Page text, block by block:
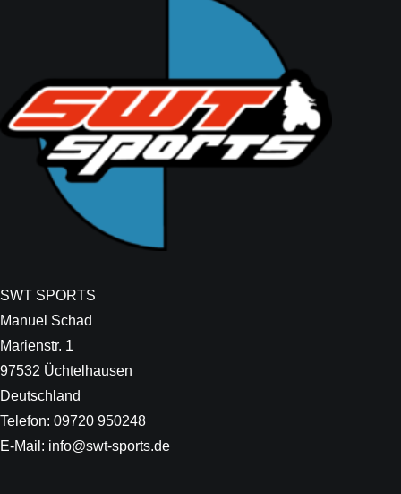
SWT SPORTS
Manuel Schad
Marienstr. 1
97532 Üchtelhausen
Deutschland
Telefon: 09720 950248
E-Mail: info@swt-sports.de